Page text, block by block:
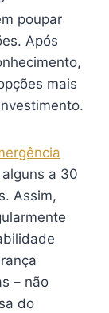
poupar
Após
mais
a 30
Assim,
– não
do